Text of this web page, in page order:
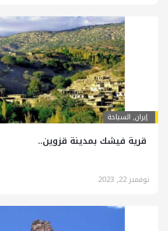
إيران, السياحة
قرية فيشك بمدينة قزوين..
نوفمبر 22, 2023